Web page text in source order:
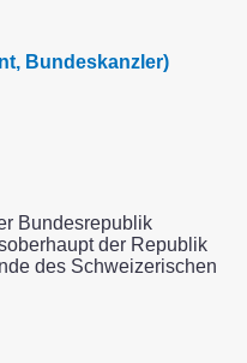
Bundeskanzler)
Bundesrepublik
der Republik
des Schweizerischen